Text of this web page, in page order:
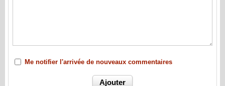
Me notifier l'arrivée de nouveaux commentaires